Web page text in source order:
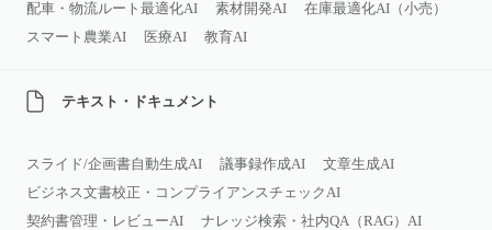
配車・物流ルート最適化AI
素材開発AI
在庫最適化AI（小売）
スマート農業AI
医療AI 教育AI
テキスト・ドキュメント
スライド/企画書自動生成AI 議事録作成AI
文章生成AI
ビジネス文書校正・コンプライアンスチェックAI
契約書管理・レビューAI
ナレッジ検索・社内QA（RAG）AI